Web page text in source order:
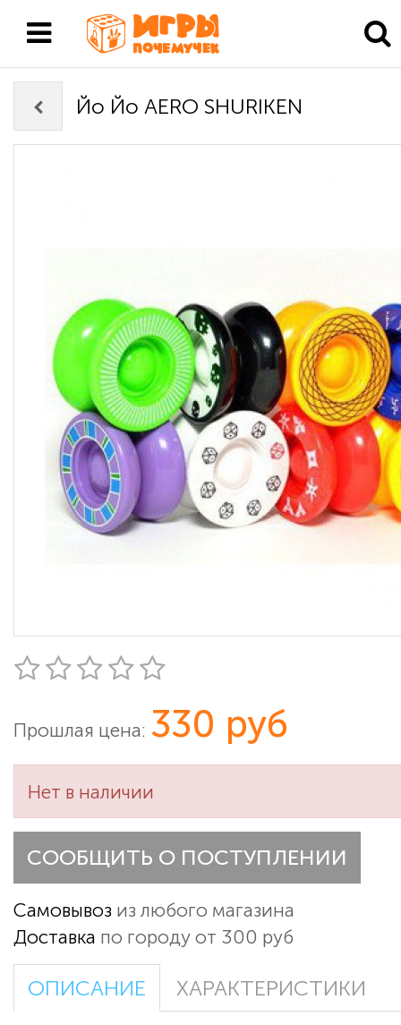
Йо Йо AERO SHURIKEN
Прошлая цена: 330 руб
Нет в наличии
СООБЩИТЬ О ПОСТУПЛЕНИИ
Самовывоз из любого магазина
Доставка по городу от 300 руб
ОПИСАНИЕ ХАРАКТЕРИСТИКИ